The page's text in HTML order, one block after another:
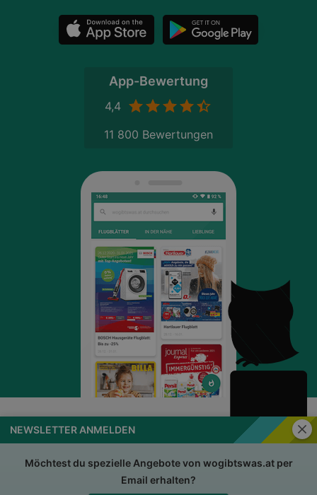
NEWSLETTER ANMELDEN
Möchtest du spezielle Angebote von wogibtswas.at per
Email erhalten?
App-Bewertung
4,4
11 800 Bewertungen
wogibtswas.at Impressum
Nutzungsbedingungen AGB
Datenschutzerklärung